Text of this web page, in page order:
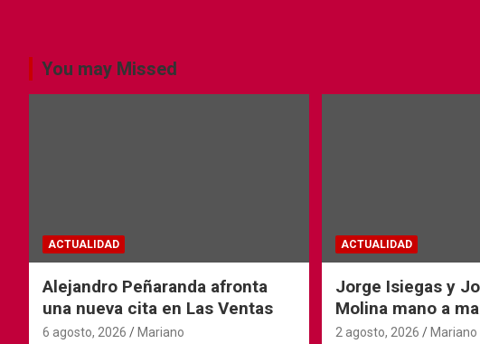
You may Missed
ACTUALIDAD
Alejandro Peñaranda afronta
una nueva cita en Las Ventas
6 agosto, 2026 Mariano
ACTUALIDAD
Jorge Isiegas y
Molina mano a
Andorra
2 agosto, 2026 Mariano